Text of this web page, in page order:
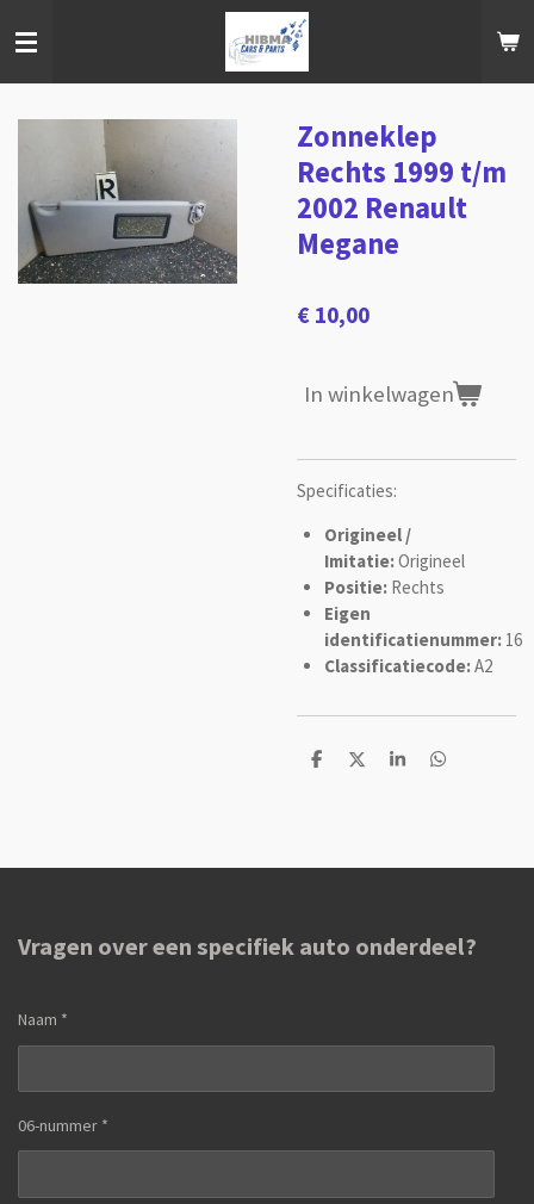
direct
hoofdinhoud
Zonneklep
Rechts 1999 t/m
2002 Renault
Megane
€ 10,00
In winkelwagen
Specificaties:
Origineel /
Imitatie:Origineel
Positie: Rechts
Eigen
identificatienummer: 16
Classificatiecode:A2
D
D
S
D
Vragen over een specifiek auto onderdeel?
Naam *
06-nummer *